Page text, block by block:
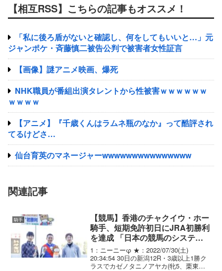
【相互RSS】こちらの記事もオススメ！
「私に後ろ盾がないと確認し、何をしてもいいと…」元
ジャンポケ・斉藤慎二被告公判で被害者女性証言
【画像】謎アニメ映画、爆死
NHK職員が番組出演タレントから性被害ｗｗｗｗｗｗ
ｗｗｗｗ
【アニメ】『千歳くんはラムネ瓶のなか』って酷評され
てるけどさ…
仙台育英のマネージャーwwwwwwwwwwwwwww
関連記事
騎手
【競馬】香港のチャクイウ・ホー
騎手、短期免許初日にJRA初勝利
を達成 「日本の競馬のシステム
は素晴らしい」「牡馬も牝馬もい
るので」
1：ニーニーφ ★：2022/07/30(土)
20:34:54 30日の新潟12R・3歳以上1勝ク
ラスでカゼノタニノアヤカ(牝5、栗東・